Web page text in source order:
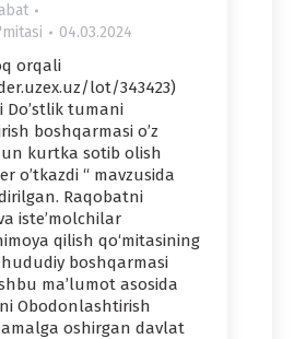
04.03.2024
orqali
lot/343423)
Do’stlik tumani
boshqarmasi o’z
kurtka sotib olish
o’tkazdi “ mavzusida
Raqobatni
iste’molchilar
qilish qo‘mitasining
hududiy boshqarmasi
ma’lumot asosida
Obodonlashtirish
oshirgan davlat